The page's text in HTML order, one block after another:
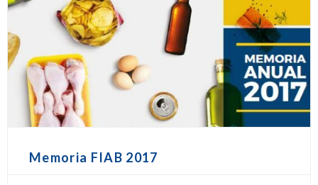
Memoria FIAB 2017